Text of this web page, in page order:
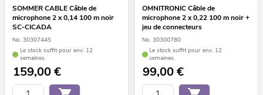
SOMMER CABLE Câble de
microphone 2 x 0,14 100 m noir
SC-CICADA
No. 3030744S
Le stock suffit pour env. 12
semaines.
159,00€
OMNITRONIC Câble de
microphone 2 x 0,22 100 m noir +
jeu de connecteurs
No. 30300780
Le stock suffit pour env. 12
semaines.
99,00€